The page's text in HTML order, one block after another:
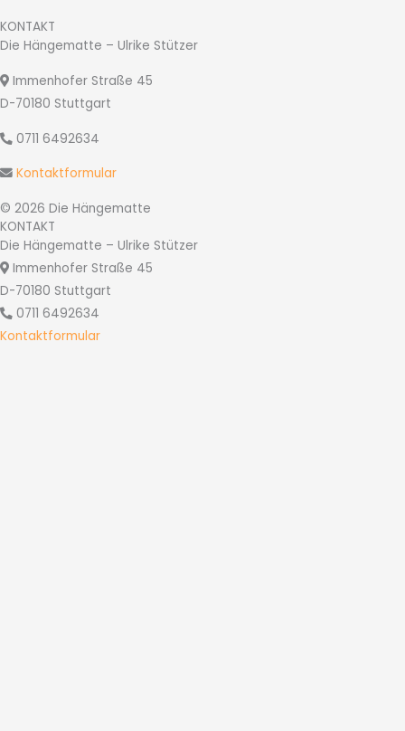
KONTAKT
Die Hängematte – Ulrike Stützer
Immenhofer Straße 45
D-70180 Stuttgart
0711 6492634
Kontaktformular
© 2026 Die Hängematte
KONTAKT
Die Hängematte – Ulrike Stützer
Immenhofer Straße 45
D-70180 Stuttgart
0711 6492634
Kontaktformular